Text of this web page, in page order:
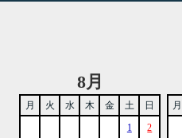
8月
月 火 水 木 金 土
日
1
2
月